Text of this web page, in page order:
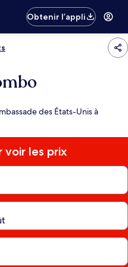
Obtenir l’appli
des États-Unis à
voir les prix